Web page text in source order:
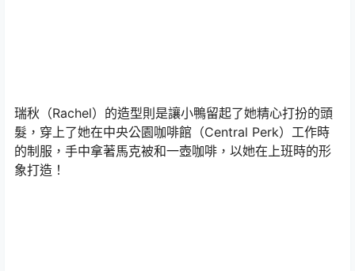
瑞秋（Rachel）的造型則是讓小鴨留起了她精心打扮的頭
髮，穿上了她在中央公園咖啡館（Central Perk）工作時
的制服，手中拿著馬克被和一壺咖啡，以她在上班時的形
象打造！